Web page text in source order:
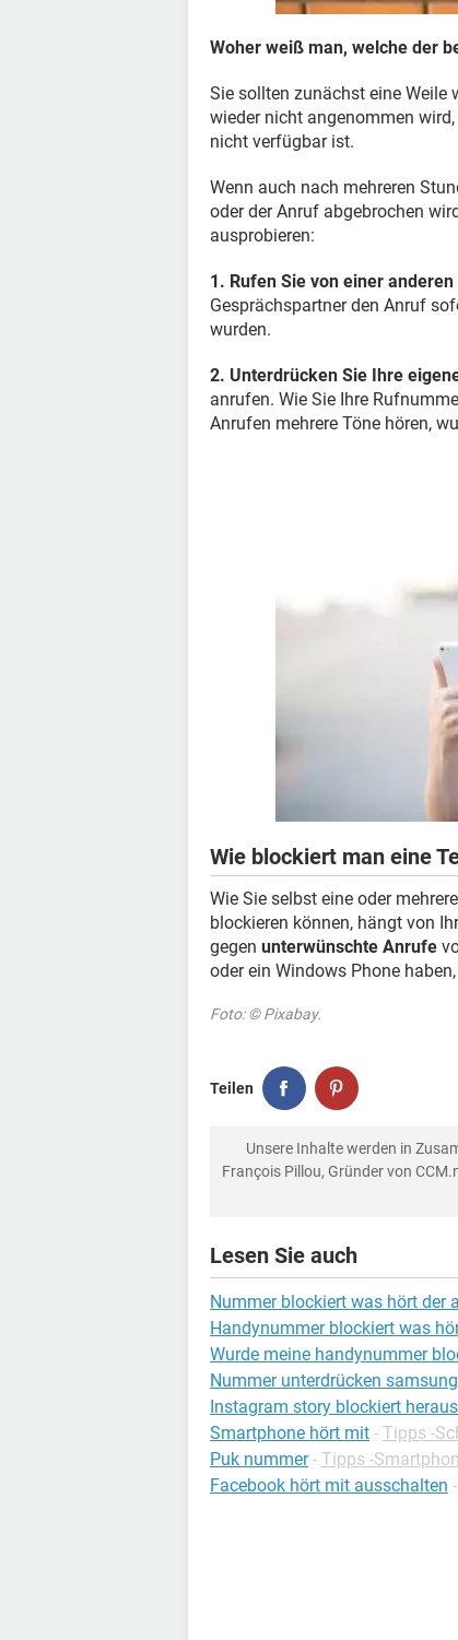
Woher weiß man, welche der
Sie sollten zunächst eine Weile
wieder nicht angenommen
nicht verfügbar ist.
Wenn auch nach mehreren
oder der Anruf abgebrochen
ausprobieren:
1. Rufen Sie von einer
Gesprächspartner den Anruf
wurden.
2. Unterdrücken Sie Ihre
anrufen. Wie Sie Ihre
Anrufen mehrere Töne hören,
Wie blockiert man eine
Wie Sie selbst eine oder
blockieren können, hängt von
gegen unterwünschte Anrufe
oder ein Windows Phone
Foto: © Pixabay.
Teilen
Unsere Inhalte werden in
François Pillou, Gründer von
Lesen Sie auch
Nummer blockiert was hört der
Handynummer blockiert was
Wurde meine handynummer
Nummer unterdrücken samsung
Instagram story blockiert
Smartphone hört mit - Tipps -
Puk nummer - Tipps -
Facebook hört mit ausschalten -